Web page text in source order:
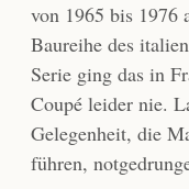
von 1965 bis 1976
Baureihe des
Serie ging das in
Coupé leider nie.
Gelegenheit, die
führen,